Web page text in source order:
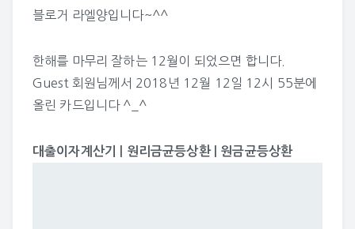
블로거 라엘양입니다~^^
한해를 마무리 잘하는 12월이 되었으면 합니다.
Guest 회원님께서 2018년 12월 12일 12시 55분에
올린 카드입니다 ^_^
대출이자계산기 | 원리금균등상환 | 원금균등상환